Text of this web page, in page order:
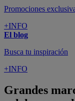
Promociones
+INFO
El blog
Busca tu inspiración
+INFO
Grandes